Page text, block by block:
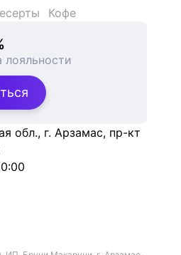
Кофе
обл., г. Арзамас, пр-кт